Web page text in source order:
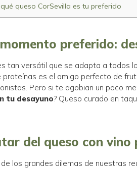
queso CorSevilla es tu preferido
preferido:
tan versátil que se adapta a todos
proteínas es el amigo perfecto de
Pero si te agobian un poco
tu desayuno? Queso curado en
del queso con
de los grandes dilemas de nuestras